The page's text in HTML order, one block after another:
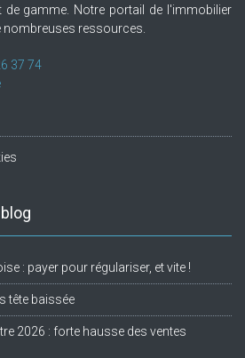
de gamme. Notre portail de l'immobilier
ressources.
37 74
: payer pour régulariser, et vite !
tête baissée
2026 : forte hausse des ventes